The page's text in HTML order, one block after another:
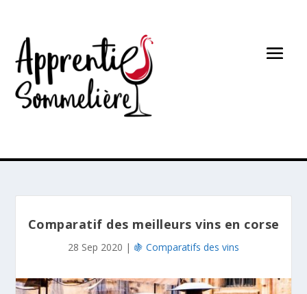
Comparatif des meilleurs vins en corse
28 Sep 2020 | 🍇 Comparatifs des vins